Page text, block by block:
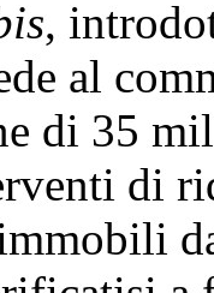
,
al
di 35
di